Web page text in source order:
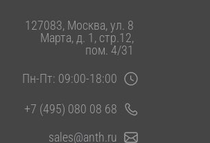
127083, Москва, ул. 8
Марта, д. 1, стр.12,
пом. 4/31
Пн-Пт: 09:00-18:00
+7 (495) 080 08 68
sales@anth.ru